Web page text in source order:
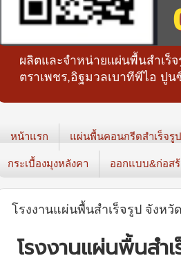
ผลิตและจำหน่ายแผ่นพื้นสำเร็
ตราเพชร,อิฐมวลเบาทีพีไอ ปู
หน้าแรก แผ่นพื้นคอนกรีตสำเร็จรูป
กระเบื้องมุงหลังคา ออกแบบ&ก่อสร้
โรงงานแผ่นพื้นสำเร็จรูป จังหวั
โรงงานแผ่นพื้นสำ